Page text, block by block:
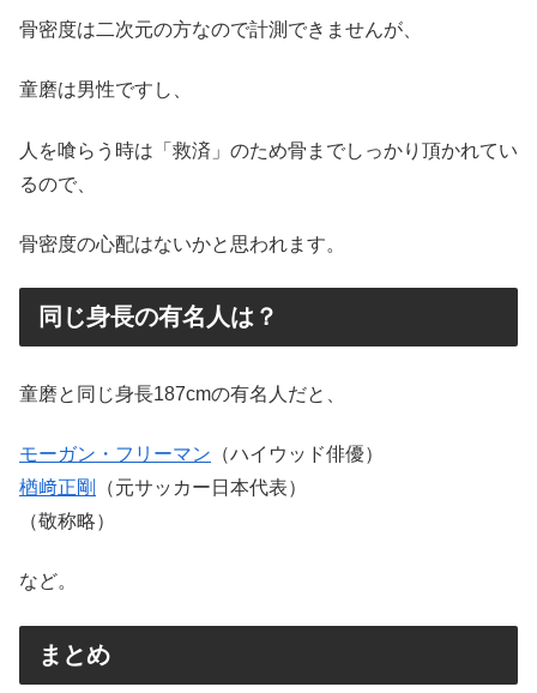
骨密度は二次元の方なので計測できませんが、
童磨は男性ですし、
人を喰らう時は「救済」のため骨までしっかり頂かれてい
るので、
骨密度の心配はないかと思われます。
同じ身長の有名人は？
童磨と同じ身長187cmの有名人だと、
モーガン・フリーマン （ハイウッド俳優）
楢﨑正剛
（元サッカー日本代表）
（敬称略）
など。
まとめ